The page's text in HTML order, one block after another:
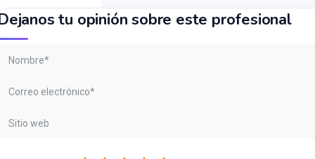
tu opinión sobre este profesional